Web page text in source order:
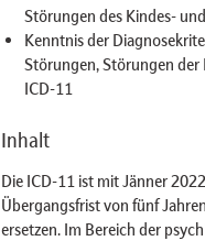
Störungen des Kindes-
Kenntnis der
Störungen, Störungen
ICD-11
Inhalt
Die ICD-11 ist mit Jänner
Übergangsfrist von fünf
ersetzen. Im Bereich der